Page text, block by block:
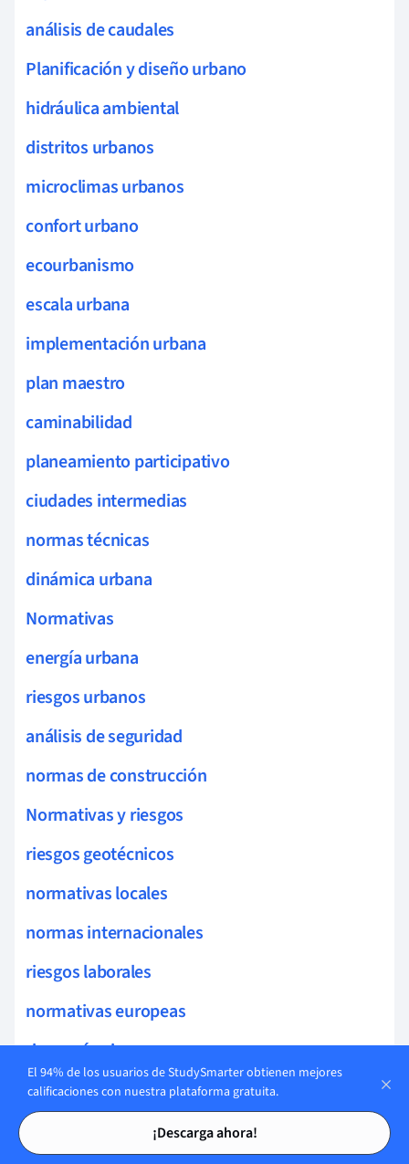
Tarjetas de estudio
Tarjetas de estudio
análisis de caudales
Planificación y diseño urbano
hidráulica ambiental
distritos urbanos
microclimas urbanos
confort urbano
ecourbanismo
escala urbana
implementación urbana
plan maestro
caminabilidad
planeamiento participativo
ciudades intermedias
normas técnicas
dinámica urbana
Normativas
energía urbana
riesgos urbanos
análisis de seguridad
normas de construcción
Normativas y riesgos
riesgos geotécnicos
normativas locales
normas internacionales
riesgos laborales
normativas europeas
riesgo sísmico
riesgos climáticos
normativa seguridad
El 94% de los usuarios de StudySmarter obtienen mejores
calificaciones con nuestra plataforma gratuita.
¡Descarga ahora!